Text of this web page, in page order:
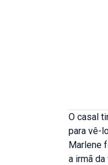
O casal
para vê-
Marlene
a irmã